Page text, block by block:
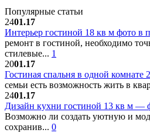
Популярные статьи
2401.17
Интерьер гостиной 18 кв м фото в
ремонт в гостиной, необходимо
стилевые... 1
2001.17
Гостиная спальня в одной комнате
семьи есть возможность жить в
2401.17
Дизайн кухни гостиной 13 кв м —
Возможно ли создать уютную и
сохранив... 0